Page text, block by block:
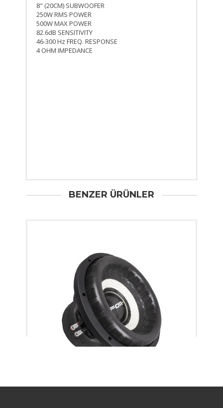
8" (20CM) SUBWOOFER
250W RMS POWER
500W MAX POWER
82.6dB SENSITIVITY
46-300 Hz FREQ. RESPONSE
4 OHM IMPEDANCE
BENZER ÜRÜNLER